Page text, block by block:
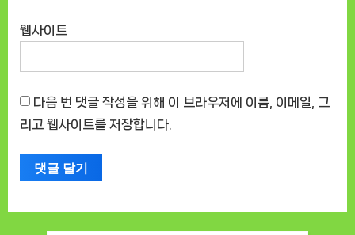
웹사이트
다음 번 댓글 작성을 위해 이 브라우저에 이름, 이메일, 그
리고 웹사이트를 저장합니다.